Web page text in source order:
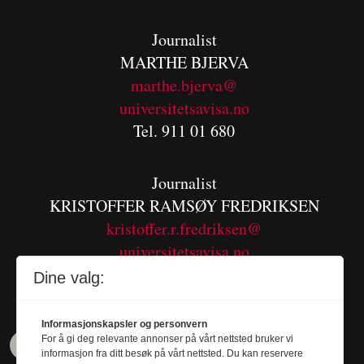
Journalist
MARTHE BJERVA
marthe.bjerva@
universitetsavisa.no
Tel. 911 01 680
Journalist
KRISTOFFER RAMSØY FREDRIKSEN
kristoffer.r.fredriksen@
universitetsavisa.no
Dine valg:
Informasjonskapsler og personvern
For å gi deg relevante annonser på vårt nettsted bruker vi
informasjon fra ditt besøk på vårt nettsted. Du kan reservere